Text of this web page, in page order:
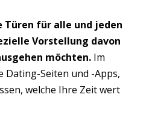
für alle und jeden
Vorstellung davon
möchten. Im
Dating-Seiten und -Apps,
welche Ihre Zeit wert